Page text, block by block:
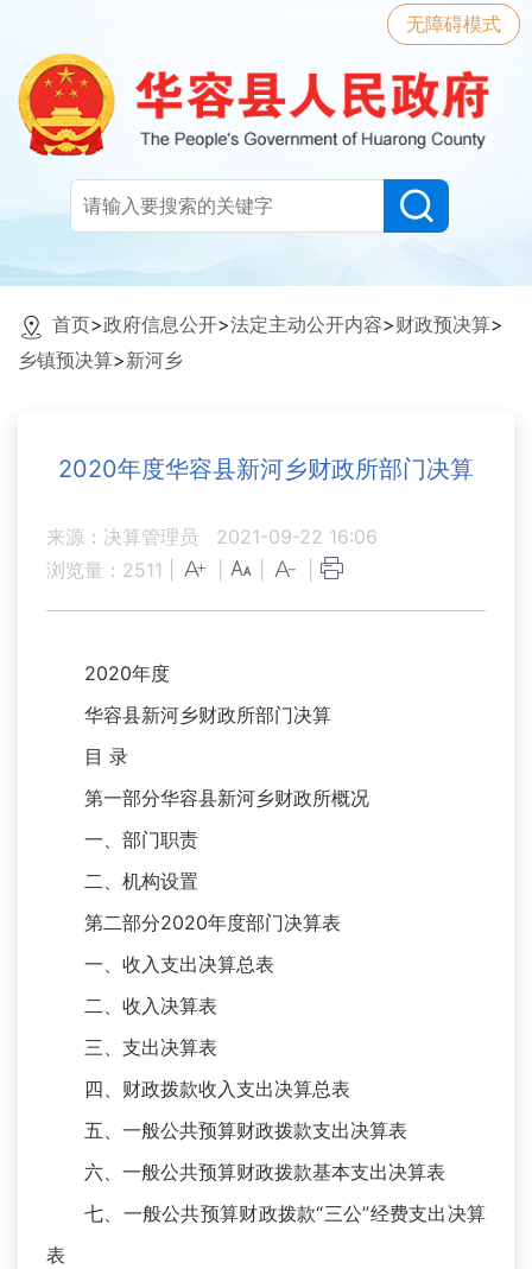
无障碍模式
首页>政府信息公开>法定主动公开内容>财政预决算>
乡镇预决算>新河乡
2020年度华容县新河乡财政所部门决算
来源：决算管理员
2021-09-22 16:06
浏览量： 2511
2020年度
华容县新河乡财政所部门决算
目 录
第一部分华容县新河乡财政所概况
一、部门职责
二、机构设置
第二部分2020年度部门决算表
一、收入支出决算总表
二、收入决算表
三、支出决算表
四、财政拨款收入支出决算总表
五、一般公共预算财政拨款支出决算表
六、一般公共预算财政拨款基本支出决算表
七、一般公共预算财政拨款“三公”经费支出决算
表